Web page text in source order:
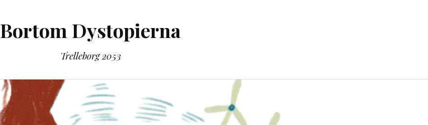
Bortom Dystopierna
Trelleborg 2053